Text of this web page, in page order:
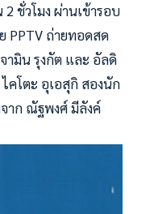
ชั่วโมง ผ่านเข้ารอบ
PPTV ถ่ายทอดสด
ามิน รุงกัต และ อัลดิ
คโตะ อุเอสุกิ สองนัก
าก ณัฐพงศ์ มีลังค์